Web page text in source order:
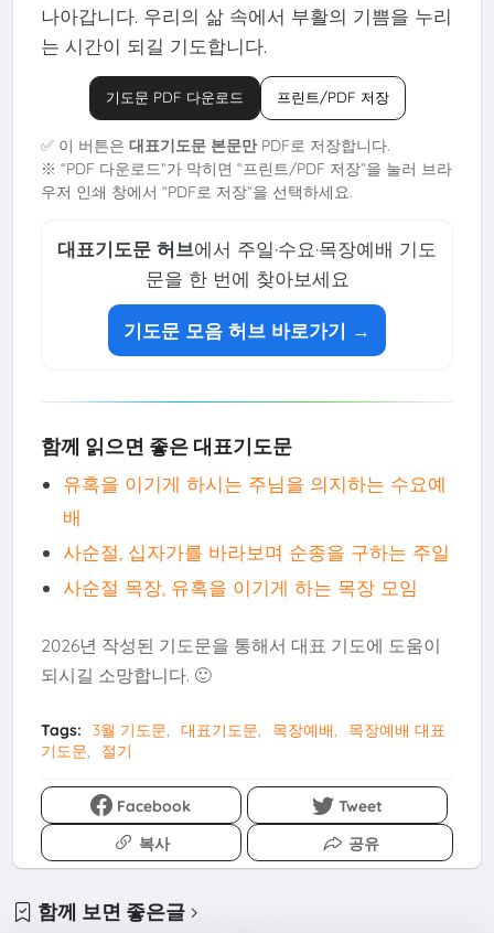
나아갑니다. 우리의 삶 속에서 부활의 기쁨을 누리
는 시간이 되길 기도합니다.
기도문 PDF 다운로드 프린트/PDF 저장
✅ 이 버튼은 대표기도문 본문만PDF로 저장합니다.
※ “PDF 다운로드”가 막히면 “프린트/PDF 저장”을 눌러 브라
우저 인쇄 창에서 “PDF로 저장”을 선택하세요.
대표기도문 허브에서 주일·수요·목장예배 기도
문을 한 번에 찾아보세요
기도문 모음 허브 바로가기 →
함께 읽으면 좋은 대표기도문
유혹을 이기게 하시는 주님을 의지하는 수요예
배
사순절, 십자가를 바라보며 순종을 구하는 주일
사순절 목장, 유혹을 이기게 하는 목장 모임
2026년 작성된 기도문을 통해서 대표 기도에 도움이
되시길 소망합니다. 🙂
Tags: 3월 기도문 대표기도문 목장예배
목장예배 대표
기도문
절기
Facebook
Tweet
복사
공유
함께 보면 좋은글
↑
TOP